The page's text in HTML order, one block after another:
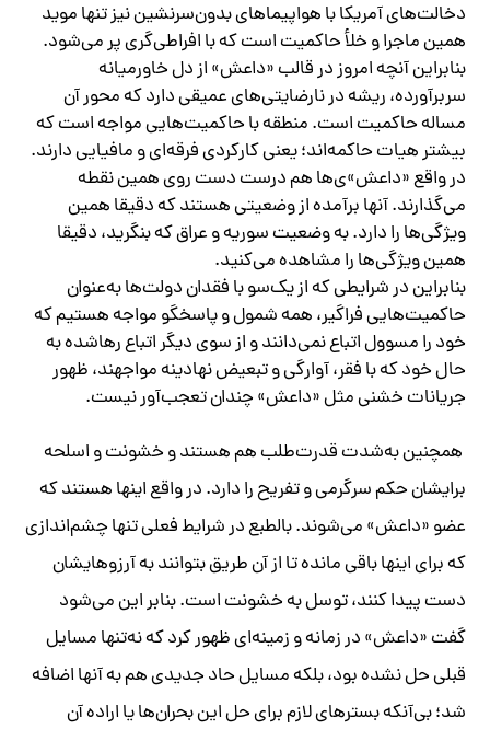
دخالت‌های آمریکا با هواپیماهای بدون‌سرنشین نیز تنها موید
همین ماجرا و خلأ حاکمیت است که با افراطی‌گری پر می‌شود.
بنابراین آنچه امروز در قالب «داعش» از دل خاورمیانه
سربرآورده، ریشه در نارضایتی‌های عمیقی دارد که محور آن
مساله حاکمیت است. منطقه با حاکمیت‌هایی مواجه است که
بیشتر هیات حاکمه‌اند؛ یعنی کارکردی فرقه‌ای و مافیایی دارند.
در واقع «داعش»ی‌ها هم درست دست روی همین نقطه
می‌گذارند. آنها برآمده از وضعیتی هستند که دقیقا همین
ویژگی‌ها را دارد. به وضعیت سوریه و عراق که بنگرید، دقیقا
همین ویژگی‌ها را مشاهده می‌کنید.
بنابراین در شرایطی که از یک‌سو با فقدان دولت‌ها به‌عنوان
حاکمیت‌هایی فراگیر، همه شمول و پاسخگو مواجه هستیم که
خود را مسوول اتباع نمی‌دانند و از سوی دیگر اتباع رهاشده به
حال خود که با فقر، آوارگی و تبعیض نهادینه مواجهند، ظهور
جریانات خشنی مثل «داعش» چندان تعجب‌آور نیست.
همچنین به‌شدت قدرت‌طلب هم هستند و خشونت و اسلحه
برایشان حکم سرگرمی و تفریح را دارد. در واقع اینها هستند که
عضو «داعش» می‌شوند. بالطبع در شرایط فعلی تنها چشم‌اندازی
که برای اینها باقی مانده تا از آن طریق بتوانند به آرزوهایشان
دست پیدا کنند، توسل به خشونت است. بنابر این می‌شود
گفت «داعش» در زمانه و زمینه‌ای ظهور کرد که نه‌تنها مسایل
قبلی حل نشده بود، بلکه مسایل حاد جدیدی هم به آنها اضافه
شد؛ بی‌آنکه بسترهای لازم برای حل این بحران‌ها یا اراده آن